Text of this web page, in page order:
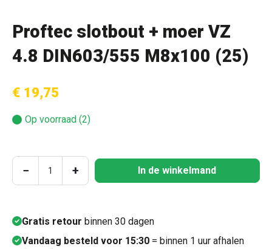
Proftec slotbout + moer VZ
4.8 DIN603/555 M8x100 (25)
€ 19,75
Op voorraad (2)
Producthoeveelheid: Voer de gewenste
− + In de winkelmand
Gratis retour binnen 30 dagen
Vandaag besteld voor 15:30 = binnen 1 uur afhalen